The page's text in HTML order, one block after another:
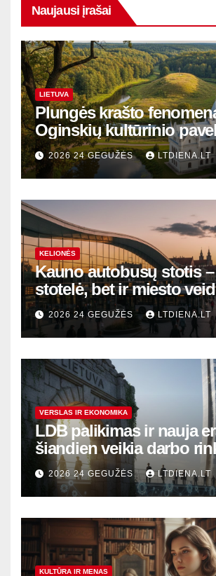
Naujausi įrašai
LIETUVA
Plungės krašto
Oginskių kultūrinio
Žemaitijos gamtos perlų
2026 24 GEGUŽĖS LTDIENA.LT
KELIONĖS
Kauno autobusų stotis
stotelė, bet ir miesto
modernūs vartai į
sostinę
2026 24 GEGUŽĖS LTDIENA.LT
VERSLAS IR EKONOMIKA
LDB palikimas ir nauja
šiandien veikia darbo
variklis Lietuvoje?
2026 24 GEGUŽĖS LTDIENA.LT
KULTŪRA IR MENAS